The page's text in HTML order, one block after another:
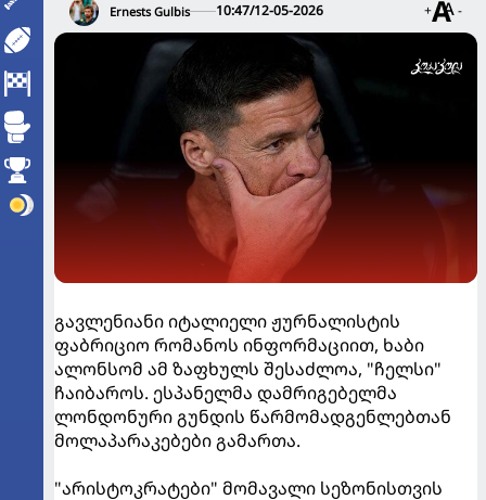
Ernests Gulbis 10:47/12-05-2026 + -
გავლენიანი იტალიელი ჟურნალისტის
ფაბრიციო რომანოს ინფორმაციით, ხაბი
ალონსომ ამ ზაფხულს შესაძლოა, "ჩელსი"
ჩაიბაროს. ესპანელმა დამრიგებელმა
ლონდონური გუნდის წარმომადგენლებთან
მოლაპარაკებები გამართა.
"არისტოკრატები" მომავალი სეზონისთვის